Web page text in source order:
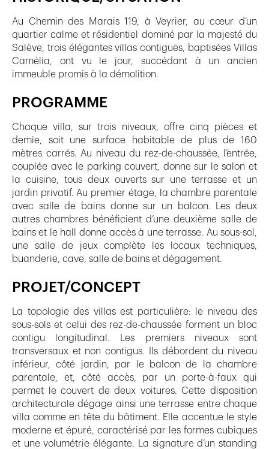
Au Chemin des Marais 119, à Veyrier, au cœur d’un
quartier calme et résidentiel dominé par la majesté du
Salève, trois élégantes villas contiguës, baptisées Villas
Camélia, ont vu le jour, succédant à un ancien
immeuble promis à la démolition.
PROGRAMME
Chaque villa, sur trois niveaux, offre cinq pièces et
demie, soit une surface habitable de plus de 160
mètres carrés. Au niveau du rez-de-chaussée, l’entrée,
couplée avec le parking couvert, donne sur le salon et
la cuisine, tous deux ouverts sur une terrasse et un
jardin privatif. Au premier étage, la chambre parentale
avec salle de bains donne sur un balcon. Les deux
autres chambres bénéficient d’une deuxième salle de
bains et le hall donne accès à une terrasse. Au sous-sol,
une salle de jeux complète les locaux techniques,
buanderie, cave, salle de bains et dégagement.
PROJET/CONCEPT
La topologie des villas est particulière: le niveau des
sous-sols et celui des rez-de-chaussée forment un bloc
contigu longitudinal. Les premiers niveaux sont
transversaux et non contigus. Ils débordent du niveau
inférieur, côté jardin, par le balcon de la chambre
parentale, et, côté accès, par un porte-à-faux qui
permet le couvert de deux voitures. Cette disposition
architecturale dégage ainsi une terrasse entre chaque
villa comme en tête du bâtiment. Elle accentue le style
moderne et épuré, caractérisé par les formes cubiques
et une volumétrie élégante. La signature d’un standing